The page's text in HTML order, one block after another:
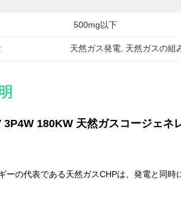
500mg以下
天然ガス発電 天然ガスの組
3P4W 180KW 天然ガスコージェネ
ーの代表である天然ガスCHPは、発電と同